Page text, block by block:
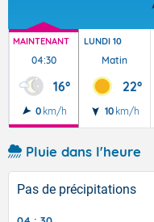
MAINTENANT
04:30
16°
0 km/h
LUNDI 10
Matin
22°
10 km/h
Pluie dans l'heure
Pas de précipitations